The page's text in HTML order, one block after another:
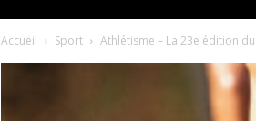
Accueil Sport Athlétisme – La 23e édition